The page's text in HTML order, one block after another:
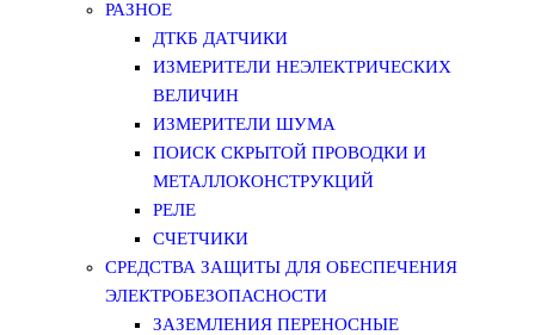
РАЗНОЕ
ДТКБ ДАТЧИКИ
ИЗМЕРИТЕЛИ НЕЭЛЕКТРИЧЕСКИХ
ВЕЛИЧИН
ИЗМЕРИТЕЛИ ШУМА
ПОИСК СКРЫТОЙ ПРОВОДКИ И
МЕТАЛЛОКОНСТРУКЦИЙ
РЕЛЕ
СЧЕТЧИКИ
СРЕДСТВА ЗАЩИТЫ ДЛЯ ОБЕСПЕЧЕНИЯ
ЭЛЕКТРОБЕЗОПАСНОСТИ
ЗАЗЕМЛЕНИЯ ПЕРЕНОСНЫЕ